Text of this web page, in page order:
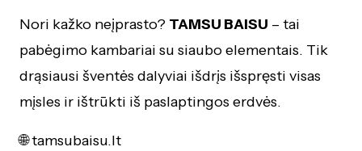
Nori kažko neįprasto? TAMSU BAISU – tai
pabėgimo kambariai su siaubo elementais. Tik
drąsiausi šventės dalyviai išdrįs išspręsti visas
mįsles ir ištrūkti iš paslaptingos erdvės.
🌐 tamsubaisu.lt